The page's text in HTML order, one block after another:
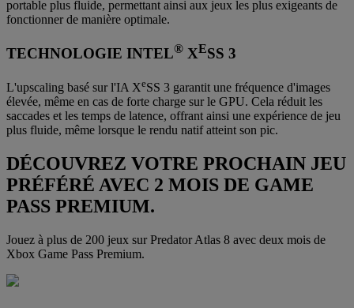
portable plus fluide, permettant ainsi aux jeux les plus exigeants de
fonctionner de manière optimale.
TECHNOLOGIE INTEL® XESS 3
L'upscaling basé sur l'IA XeSS 3 garantit une fréquence d'images
élevée, même en cas de forte charge sur le GPU. Cela réduit les
saccades et les temps de latence, offrant ainsi une expérience de jeu
plus fluide, même lorsque le rendu natif atteint son pic.
DÉCOUVREZ VOTRE PROCHAIN JEU
PRÉFÉRÉ AVEC 2 MOIS DE GAME
PASS PREMIUM.
Jouez à plus de 200 jeux sur Predator Atlas 8 avec deux mois de
Xbox Game Pass Premium.